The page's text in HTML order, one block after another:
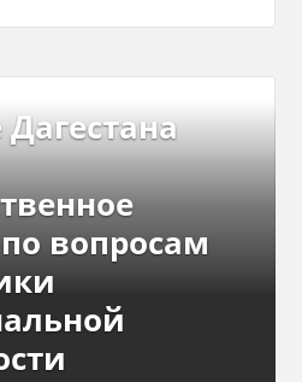
вопросам